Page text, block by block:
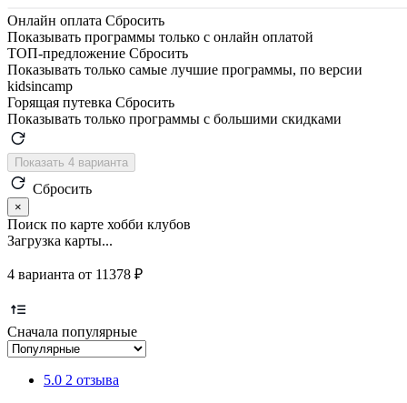
Онлайн оплата Сбросить
Показывать программы только с онлайн оплатой
ТОП-предложение Сбросить
Показывать только самые лучшие программы, по версии
kidsincamp
Горящая путевка Сбросить
Показывать только программы с большими скидками
Показать 4 варианта
Сбросить
×
Поиск по карте хобби клубов
Загрузка карты...
4 варианта от 11378 ₽
Сначала популярные
5.0 2 отзыва